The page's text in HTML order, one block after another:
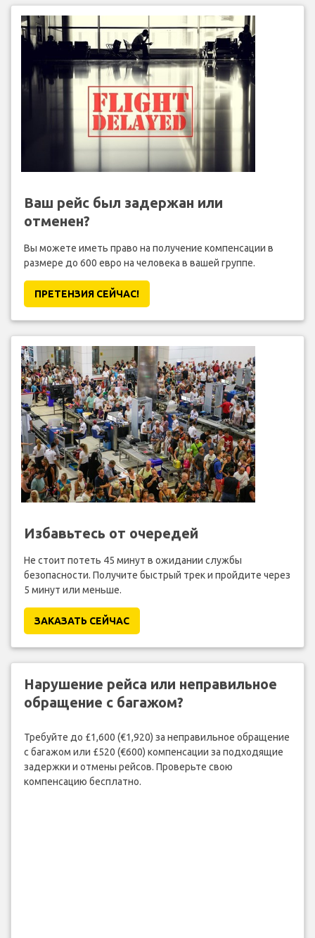
Ваш рейс был задержан или
отменен?
Вы можете иметь право на получение компенсации в
размере до 600 евро на человека в вашей группе.
ПРЕТЕНЗИЯ CЕЙЧАС!
Избавьтесь от очередей
Не стоит потеть 45 минут в ожидании службы
безопасности. Получите быстрый трек и пройдите через
5 минут или меньше.
ЗАКАЗАТЬ СЕЙЧАС
Нарушение рейса или неправильное
обращение с багажом?
Требуйте до £1,600 (€1,920) за неправильное обращение
с багажом или £520 (€600) компенсации за подходящие
задержки и отмены рейсов. Проверьте свою
компенсацию бесплатно.